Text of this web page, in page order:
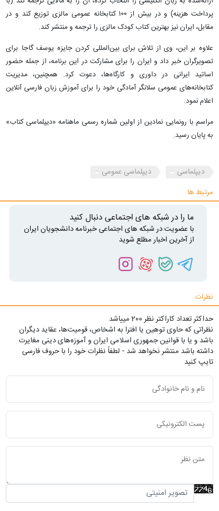
پرداخت هزینه) و در بیش از ۱۰۰ کتابخانه عمومی مالزی توزیع کند و در
مقابل، ایران نیز بهترین کتاب کودک مالزی را ترجمه و منتشر کند.
علاوه بر این، وی از تلاش برای بین‌المللی کردن جایزه یوسف گاجا برای
تصویرگران خبر داد و ایران را برای مشارکت در این برنامه، از جمله حضور
اساتید ایرانی در داوری و کارگاه‌ها، دعوت کرد. همچنین، مدیریت
کتابخانه‌های عمومی سلانگر آمادگی خود را برای آموزش زبان فارسی آنلاین
اعلام نمود.
مراسم با رونمایی نمادین از اولین شماره رسمی ماهنامه «دیپلماسی کتاب»
به پایان رسید.
دیپلماسی
دیپلماسی عمومی
مرتبط ها
ما را در شبکه های اجتماعی دنبال کنید
با عضویت در شبکه های اجتماعی خبرنامه دانشجویان ایران
از آخرین اخبار مطلع شوید
نظرات
حداکثر تعداد کاراکتر نظر 200 ميياشد
نظراتی که حاوی توهین یا افترا به اشخاص، قومیت‌ها، عقاید دیگران
باشد و یا با قوانین جمهوری اسلامی ایران و آموزه‌های دینی مغایرت
داشته باشد منتشر نخواهد شد - لطفاً نظرات خود را با حروف فارسی
تایپ کنید